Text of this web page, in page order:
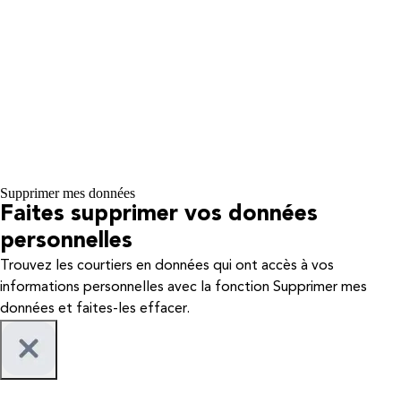
Supprimer mes données
Faites supprimer vos données
personnelles
Trouvez les courtiers en données qui ont accès à vos
informations personnelles avec la fonction Supprimer mes
données et faites-les effacer.